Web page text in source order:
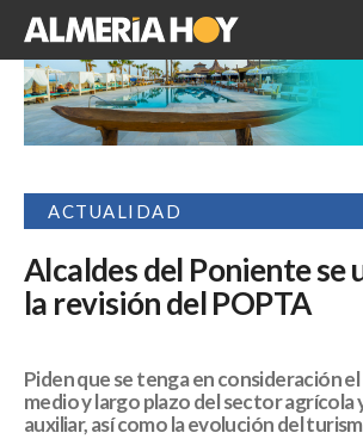
ACTUALIDAD
Alcaldes del Poniente se
la revisión del POPTA
Piden que se tenga en consideración
medio y largo plazo del sector agrícola
auxiliar, así como la evolución del